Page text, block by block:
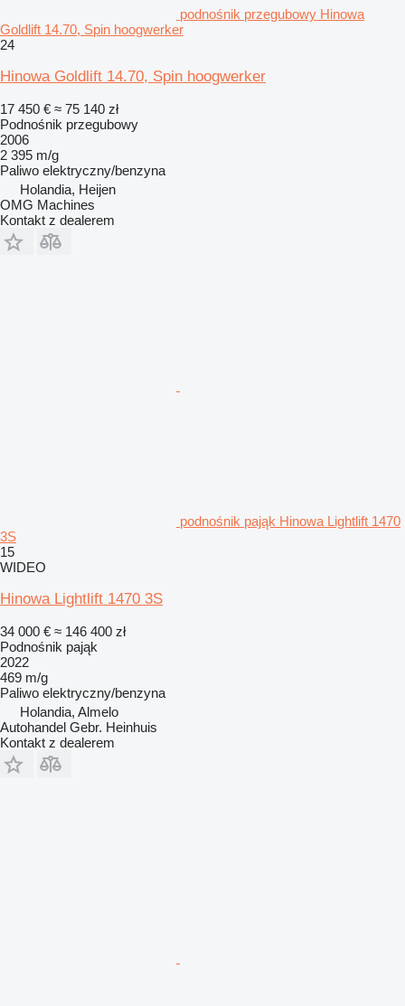
podnośnik przegubowy Hinowa
Goldlift 14.70, Spin hoogwerker
24
Hinowa Goldlift 14.70, Spin hoogwerker
17 450 € ≈ 75 140 zł
Podnośnik przegubowy
2006
2 395 m/g
Paliwo elektryczny/benzyna
Holandia, Heijen
OMG Machines
Kontakt z dealerem
podnośnik pająk Hinowa Lightlift 1470
3S
15
WIDEO
Hinowa Lightlift 1470 3S
34 000 € ≈ 146 400 zł
Podnośnik pająk
2022
469 m/g
Paliwo elektryczny/benzyna
Holandia, Almelo
Autohandel Gebr. Heinhuis
Kontakt z dealerem